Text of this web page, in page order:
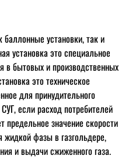
установки, так и
установка это специальное
в бытовых и производственных
это техническое
для принудительного
если расход потребителей
значение скорости
жидкой фазы в газгольдере,
и выдачи сжиженного газа.